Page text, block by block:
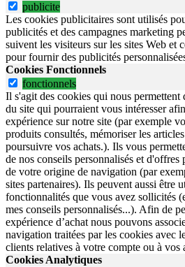
publicite
Les cookies publicitaires sont utilisés
publicités et des campagnes marketing
suivent les visiteurs sur les sites Web et
pour fournir des publicités
Cookies Fonctionnels
fonctionnels
Il s'agit des cookies qui nous
du site qui pourraient vous intéresser
expérience sur notre site (par exemple
produits consultés, mémoriser les
poursuivre vos achats.). Ils vous
de nos conseils personnalisés et
de votre origine de navigation (par
sites partenaires). Ils peuvent aussi être
fonctionnalités que vous avez sollicités
mes conseils personnalisés...). Afin de
expérience d’achat nous pouvons
navigation traitées par les cookies avec
clients relatives à votre compte ou à vos
Cookies Analytiques